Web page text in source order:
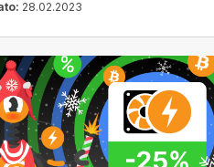
a un numero infinito di valute e,
Ma aspetta, in realtà fare
Bitcoin è molto più
ordinare una pizza!
28.02.2023